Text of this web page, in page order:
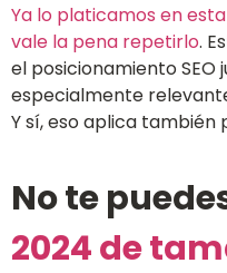
Ya lo platicamos en
vale la pena repetirlo.
el posicionamiento SEO
especialmente
Y sí, eso aplica también
No te
2024 de